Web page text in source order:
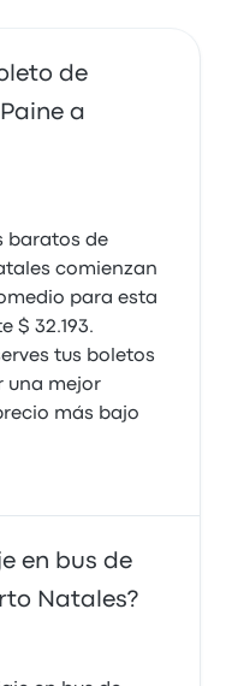
de
a
baratos de
comienzan
para esta
$ 32.193.
tus boletos
una mejor
más bajo
en bus de
Natales?